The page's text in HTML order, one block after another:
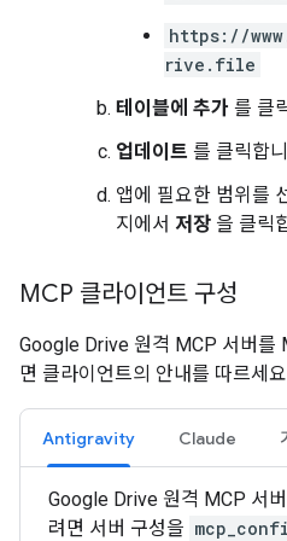
https://
rive.file
테이블에 추가 를 클
업데이트 를 클릭합
앱에 필요한 범위를
지에서 저장 을 클릭
MCP 클라이언트 구성
Google Drive 원격 MCP 서버를
면 클라이언트의 안내를 따르세
Antigravity Claude
Google Drive 원격 MCP 서
려면 서버 구성을